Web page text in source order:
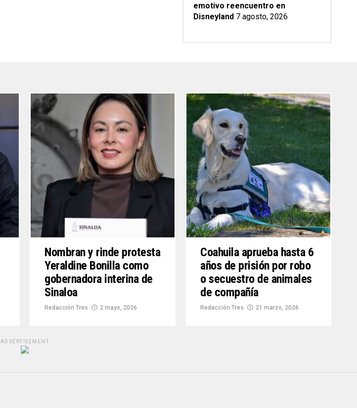
emotivo reencuentro en
Disneyland 7 agosto, 2026
Nombran y rinde protesta
Yeraldine Bonilla como
gobernadora interina de
Sinaloa
Redacción Tres 2 mayo, 2026
Coahuila aprueba hasta 6
años de prisión por robo
o secuestro de animales
de compañía
Redacción Tres 21 marzo, 2026
ADVERTISEMENT